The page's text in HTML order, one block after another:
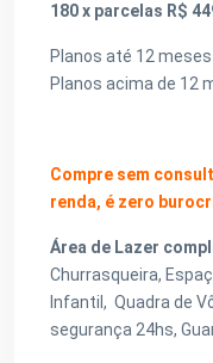
180 x parcelas R$
Planos até 12
Planos acima de 12
Compre sem
renda, é zero
Área de Lazer
Churrasqueira,
Infantil, Quadra de
segurança 24hs,